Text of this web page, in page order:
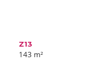
Z13
143 m²